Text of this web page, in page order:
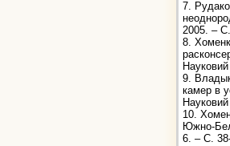
7.
2005. –
8.
9.
камер в
10.
Южно-
6. – С.